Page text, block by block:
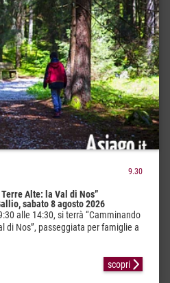
9.30
Alte: la Val di Nos”
sabato 8 agosto 2026
alle 14:30, si terrà “Camminando
di Nos”, passeggiata per famiglie a
scopri